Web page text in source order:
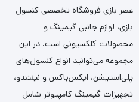
عصر بازی فروشگاه تخصصی کنسول
بازی، لوازم جانبی گیمینگ و
محصولات کلکسیونی است. در این
مجموعه می‌توانید انواع کنسول‌های
پلی‌استیشن، ایکس‌باکس و نینتندو،
تجهیزات گیمینگ کامپیوتر شامل